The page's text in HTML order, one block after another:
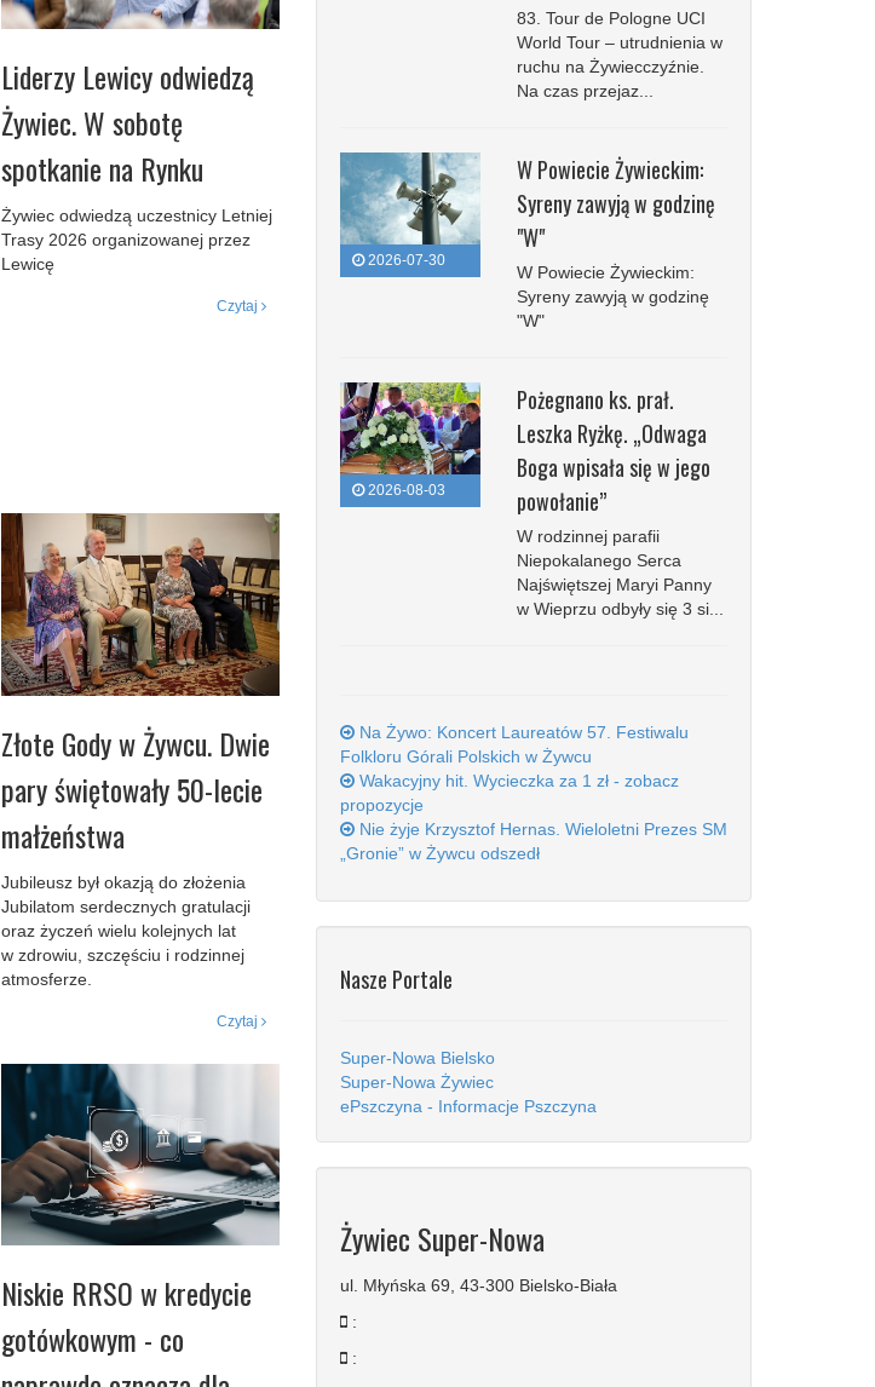
Liderzy Lewicy odwiedzą
Żywiec. W sobotę
spotkanie na Rynku
Żywiec odwiedzą uczestnicy Letniej
Trasy 2026 organizowanej przez
Lewicę
Czytaj
Złote Gody w Żywcu. Dwie
pary świętowały 50-lecie
małżeństwa
Jubileusz był okazją do złożenia
Jubilatom serdecznych gratulacji
oraz życzeń wielu kolejnych lat
w zdrowiu, szczęściu i rodzinnej
atmosferze.
Czytaj
Niskie RRSO w kredycie
gotówkowym - co
83. Tour de Pologne UCI
World Tour – utrudnienia w
ruchu na Żywiecczyźnie.
Na czas przejaz...
2026-07-30
W Powiecie Żywieckim:
Syreny zawyją w godzinę
"W"
W Powiecie Żywieckim:
Syreny zawyją w godzinę
"W"
2026-08-03
Pożegnano ks. prał.
Leszka Ryżkę. „Odwaga
Boga wpisała się w jego
powołanie”
W rodzinnej parafii
Niepokalanego Serca
Najświętszej Maryi Panny
w Wieprzu odbyły się 3 si...
Na Żywo: Koncert Laureatów 57. Festiwalu
Folkloru Górali Polskich w Żywcu
Wakacyjny hit. Wycieczka za 1 zł - zobacz
propozycje
Nie żyje Krzysztof Hernas. Wieloletni Prezes SM
„Gronie” w Żywcu odszedł
Nasze Portale
Super-Nowa Bielsko
Super-Nowa Żywiec
ePszczyna - Informacje Pszczyna
Żywiec Super-Nowa
ul. Młyńska 69, 43-300 Bielsko-Biała
:
: